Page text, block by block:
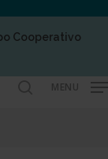
Cooperativo
MENU